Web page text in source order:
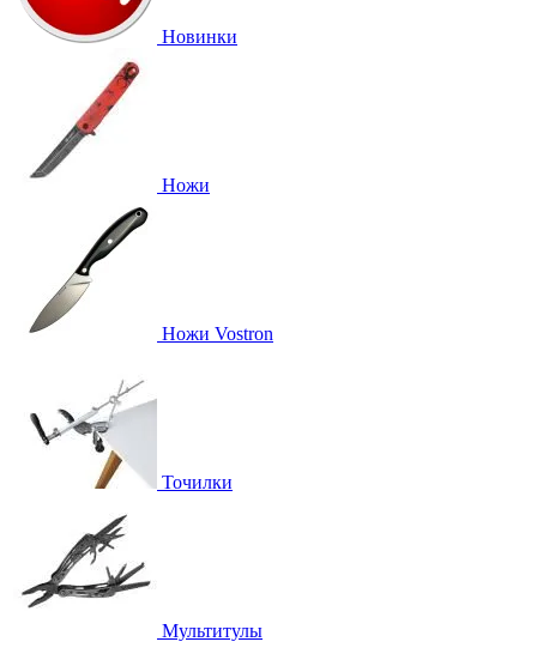
Новинки
Ножи
Ножи Vostron
Точилки
Мультитулы